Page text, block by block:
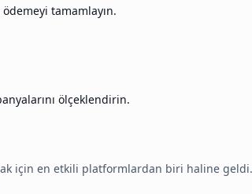
ödemeyi tamamlayın.
ölçeklendirin.
için en etkili platformlardan biri haline